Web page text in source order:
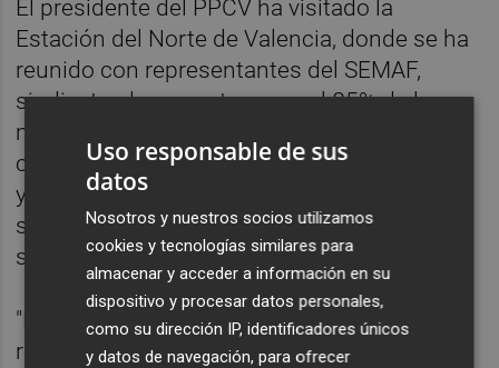
El presidente del PPCV ha visitado la
Estación del Norte de Valencia, donde se ha
reunido con representantes del SEMAF,
sindicato al que pertenecen el 85% de los
maquinistas y donde solo el miércoles se
cancelaron 20 trenes, además de los 60 que
ya ni se programan. "No hay frecuencias
suficientes ni reposición de los trenes
suprimidos", ha lamentado.
"Es indecente que los trenes de cercanías
registraran más de 7.500 cancelaciones en
Uso responsable de sus
datos
Nosotros y nuestros socios utilizamos
cookies y tecnologías similares para
almacenar y acceder a información en su
dispositivo y procesar datos personales,
como su dirección IP, identificadores únicos
y datos de navegación, para ofrecer